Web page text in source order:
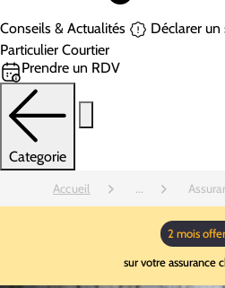
Conseils & Actualités Déclarer un
Particulier Courtier
Prendre un RDV
Categorie
Accueil ...
2 mois
sur votre assurance